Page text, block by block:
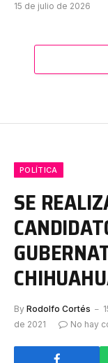
15 de julio de 2026
POLÍTICA
SE
By Rodolfo Cortés
de 2021
No hay